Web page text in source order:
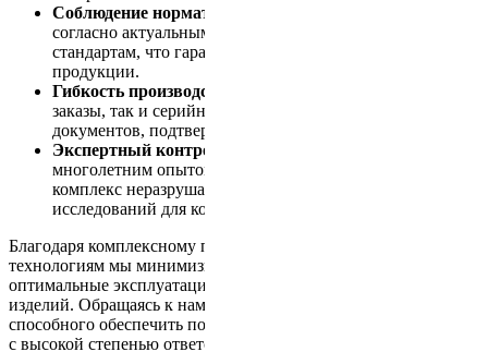
Соблюдение нормативов:
согласно актуальным ГОСТам и международным
стандартам, что гарантирует качество и безопасность
продукции.
Гибкость производства:
заказы, так и серийное производство с полным пакетом
документов, подтверждающих соответствие стандартам.
Экспертный контроль:
многолетним опытом в металлургии проводят полный
комплекс неразрушающих и лабораторных
исследований для контроля качества каждой партии.
Благодаря комплексному подходу и инновационным
технологиям мы минимизируем риск дефектов и гарантируем
оптимальные эксплуатационные характеристики ваших
изделий. Обращаясь к нам, вы получаете надежного партнёра,
способного обеспечить полный цикл термической обработки
с высокой степенью ответственности и точности.